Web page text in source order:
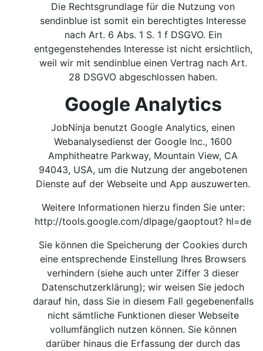
Die Rechtsgrundlage für die Nutzung von
sendinblue ist somit ein berechtigtes Interesse
nach Art. 6 Abs. 1 S. 1 f DSGVO. Ein
entgegenstehendes Interesse ist nicht ersichtlich,
weil wir mit sendinblue einen Vertrag nach Art.
28 DSGVO abgeschlossen haben.
Google Analytics
JobNinja benutzt Google Analytics, einen
Webanalysedienst der Google Inc., 1600
Amphitheatre Parkway, Mountain View, CA
94043, USA, um die Nutzung der angebotenen
Dienste auf der Webseite und App auszuwerten.
Weitere Informationen hierzu finden Sie unter:
http://tools.google.com/dlpage/gaoptout? hl=de
Sie können die Speicherung der Cookies durch
eine entsprechende Einstellung Ihres Browsers
verhindern (siehe auch unter Ziffer 3 dieser
Datenschutzerklärung); wir weisen Sie jedoch
darauf hin, dass Sie in diesem Fall gegebenenfalls
nicht sämtliche Funktionen dieser Webseite
vollumfänglich nutzen können. Sie können
darüber hinaus die Erfassung der durch das